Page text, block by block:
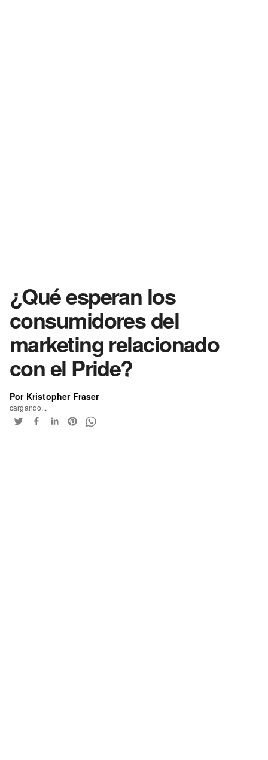
¿Qué esperan los
consumidores del
marketing relacionado
con el Pride?
Por Kristopher Fraser
cargando...